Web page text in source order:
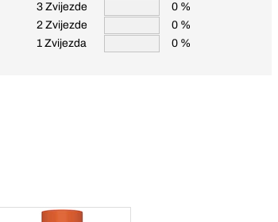
3 Zvijezde
0 %
2 Zvijezde
0 %
1 Zvijezda
0 %